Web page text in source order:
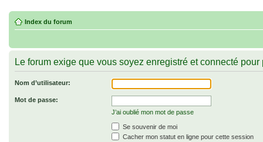
Index du forum
Le forum exige que vous soyez enregistré et connecté
Nom d’utilisateur:
Mot de passe:
J’ai oublié mon mot de passe
Se souvenir de moi
Cacher mon statut en ligne pour cette session